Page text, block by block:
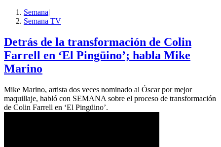
Semana|
Semana TV
Detrás de la transformación de Colin
Farrell en ‘El Pingüino’; habla Mike
Marino
Mike Marino, artista dos veces nominado al Óscar por mejor
maquillaje, habló con SEMANA sobre el proceso de transformación
de Colin Farrell en ‘El Pingüino’.